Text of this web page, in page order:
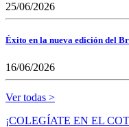
25/06/2026
Éxito en la nueva edición del
16/06/2026
Ver todas >
¡COLEGÍATE EN EL